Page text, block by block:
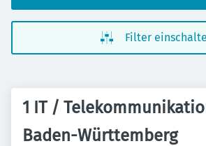
Filter
1 IT /
Baden-Württemberg